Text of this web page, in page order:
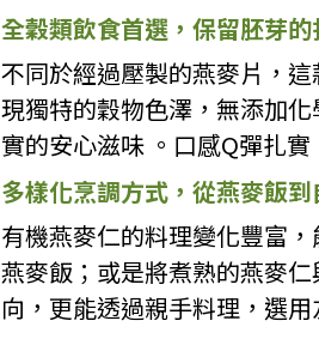
全穀類飲食首選，保留胚芽
不同於經過壓製的燕麥片，
現獨特的穀物色澤，無添加
實的安心滋味 。口感Q彈扎
多樣化烹調方式，從燕麥飯
有機燕麥仁的料理變化豐富
燕麥飯；或是將煮熟的燕麥
向，更能透過親手料理，選